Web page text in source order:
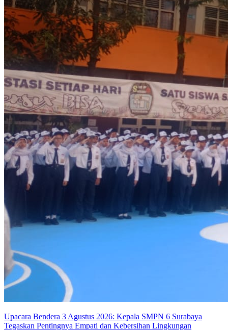
Upacara Bendera 3 Agustus 2026: Kepala SMPN 6 Surabaya
Tegaskan Pentingnya Empati dan Kebersihan Lingkungan